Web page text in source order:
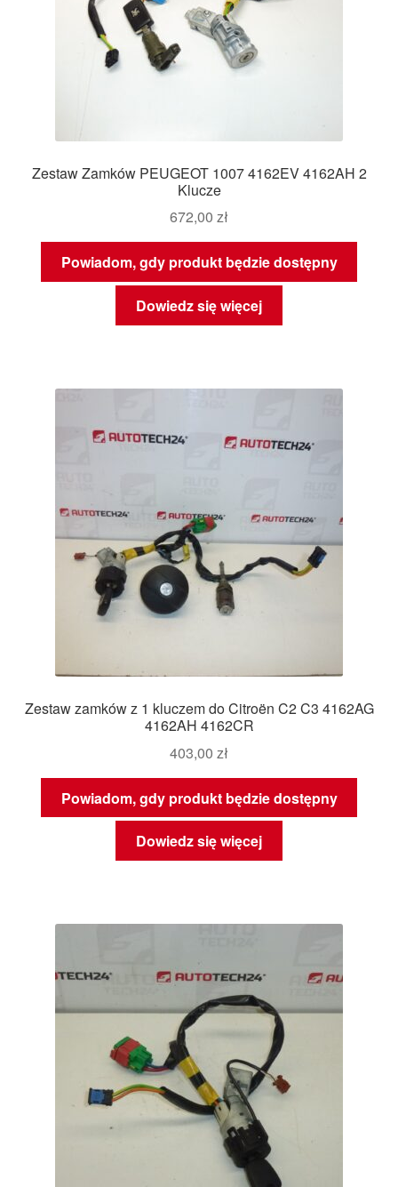
Zestaw Zamków PEUGEOT 1007 4162EV 4162AH 2
Klucze
672,00 zł
Powiadom, gdy produkt będzie dostępny
Dowiedz się więcej
Zestaw zamków z 1 kluczem do Citroën C2 C3 4162AG
4162AH 4162CR
403,00 zł
Powiadom, gdy produkt będzie dostępny
Dowiedz się więcej